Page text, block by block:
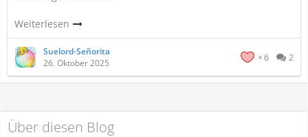
Weiterlesen
Suelord-Señorita
26. Oktober 2025
6 2
Über diesen Blog